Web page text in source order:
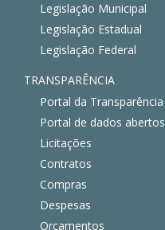
Legislação Municipal
Legislação Estadual
Legislação Federal
TRANSPARÊNCIA
Portal da Transparência
Portal de dados abertos
Licitações
Contratos
Compras
Despesas
Orçamentos